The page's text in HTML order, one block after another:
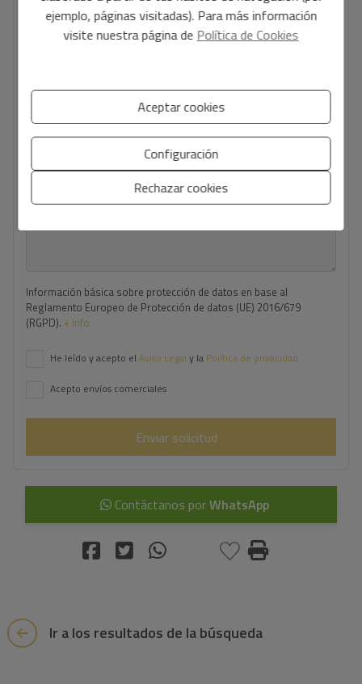
Tu email*
Tu teléfono
Información básica sobre protección de datos en base al
Reglamento Europeo de Protección de datos (UE) 2016/679
(RGPD). + Info
He leído y acepto el Aviso Legal y la Política de privacidad
Acepto envíos comerciales
Enviar solicitud
Contáctanos porWhatsApp
Ir a los resultados de la búsqueda
ejemplo, páginas visitadas). Para más información
visite nuestra página de Política de Cookies
Aceptar cookies
Configuración
Rechazar cookies